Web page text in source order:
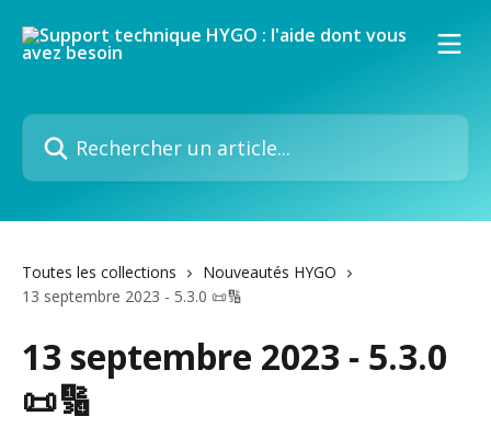
Rechercher un article...
Toutes les collections
Nouveautés HYGO
13 septembre 2023 - 5.3.0 📜🔢
13 septembre 2023 - 5.3.0
📜🔢